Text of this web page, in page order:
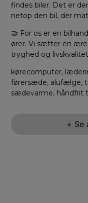
findes biler. Det er
netop den bil, der
🤝 For os er en
ører. Vi sætter en ære
tryghed og
kørecomputer,
førersæde, alufælge,
sædevarme, håndfrit
+ Se